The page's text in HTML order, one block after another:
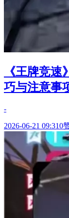
《王牌竞
巧与注意事
-
2026-06-21 09:310